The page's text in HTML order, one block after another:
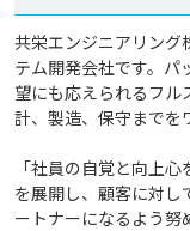
共栄エンジニアリング
テム開発会社です。パ
望にも応えられるフ
計、製造、保守までを
「社員の自覚と向上
を展開し、顧客に対
ートナーになるよう努